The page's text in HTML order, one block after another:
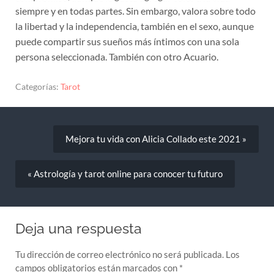
siempre y en todas partes. Sin embargo, valora sobre todo
la libertad y la independencia, también en el sexo, aunque
puede compartir sus sueños más íntimos con una sola
persona seleccionada. También con otro Acuario.
Categorías: Tarot
Mejora tu vida con Alicia Collado este 2021 »
« Astrología y tarot online para conocer tu futuro
Deja una respuesta
Tu dirección de correo electrónico no será publicada. Los
campos obligatorios están marcados con *